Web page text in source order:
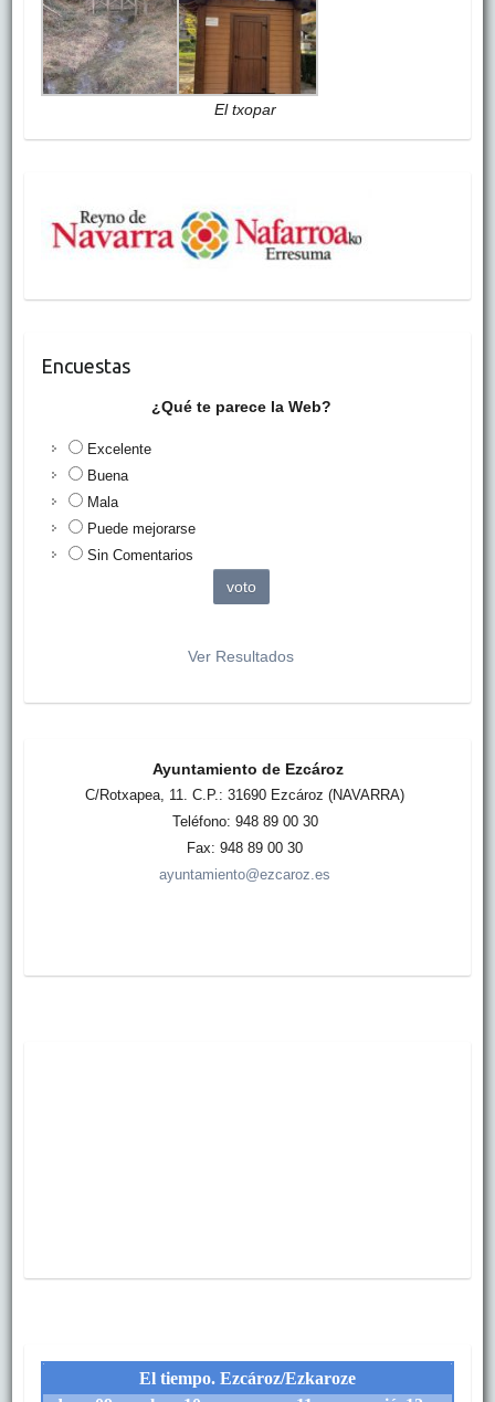
El txopar
Encuestas
¿Qué te parece la Web?
Excelente
Buena
Mala
Puede mejorarse
Sin Comentarios
Ver Resultados
Ayuntamiento de Ezcároz
C/Rotxapea, 11. C.P.: 31690 Ezcároz (NAVARRA)
Teléfono: 948 89 00 30
Fax: 948 89 00 30
ayuntamiento@ezcaroz.es